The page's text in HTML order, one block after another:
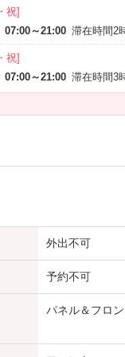
祝]
07:00～21:00 滞在時間2
祝]
07:00～21:00 滞在時間3
外出不可
予約不可
パネル＆フロン